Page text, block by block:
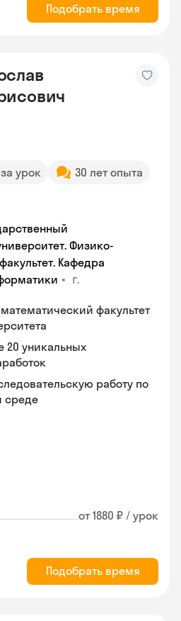
Подобрать время
урок
30 лет опыта
Физико-
Кафедра
• г.
факультет
20 уникальных
работу по
среде
от 1880 ₽ / урок
Подобрать время